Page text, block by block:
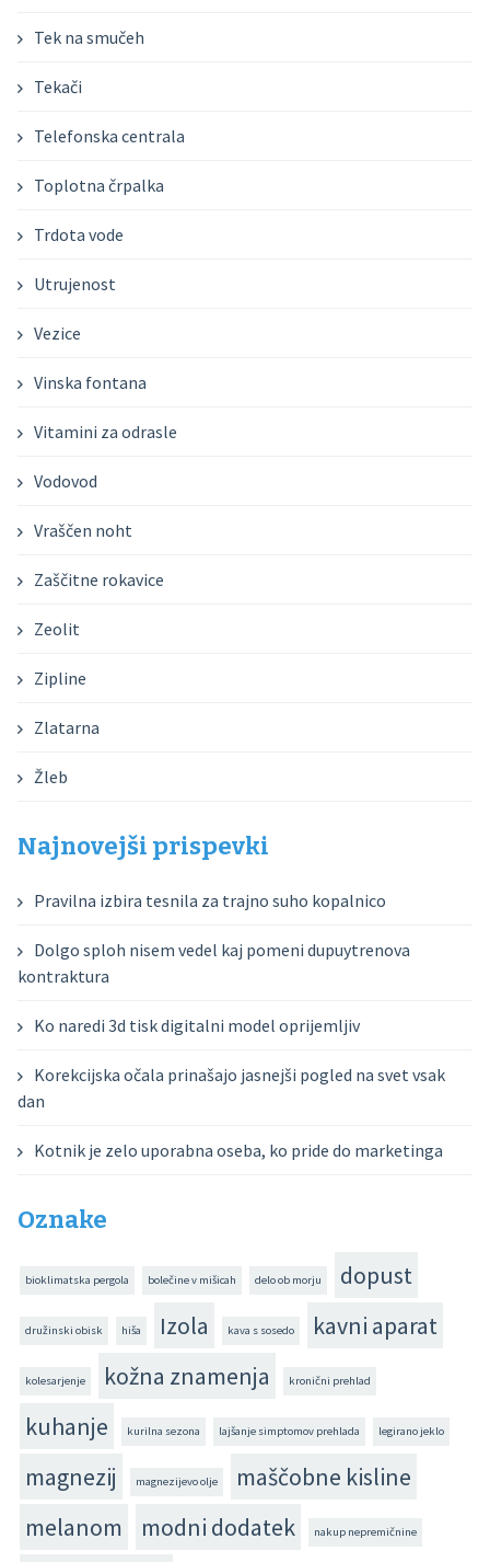
Tek na smučeh
Tekači
Telefonska centrala
Toplotna črpalka
Trdota vode
Utrujenost
Vezice
Vinska fontana
Vitamini za odrasle
Vodovod
Vraščen noht
Zaščitne rokavice
Zeolit
Zipline
Zlatarna
Žleb
Najnovejši prispevki
Pravilna izbira tesnila za trajno suho kopalnico
Dolgo sploh nisem vedel kaj pomeni dupuytrenova
kontraktura
Ko naredi 3d tisk digitalni model oprijemljiv
Korekcijska očala prinašajo jasnejši pogled na svet vsak
dan
Kotnik je zelo uporabna oseba, ko pride do marketinga
Oznake
bioklimatska pergola bolečine v mišicah delo ob morju dopust
družinski obisk hiša Izola kava s sosedo kavni aparat
kolesarjenje kožna znamenja kronični prehlad
kuhanje kurilna sezona lajšanje simptomov prehlada legirano jeklo
magnezij magnezijevo olje
maščobne kisline
melanom
modni dodatek nakup nepremičnine